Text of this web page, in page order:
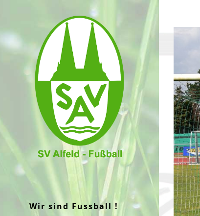
springen
Wir sind Fussball !
Zeige